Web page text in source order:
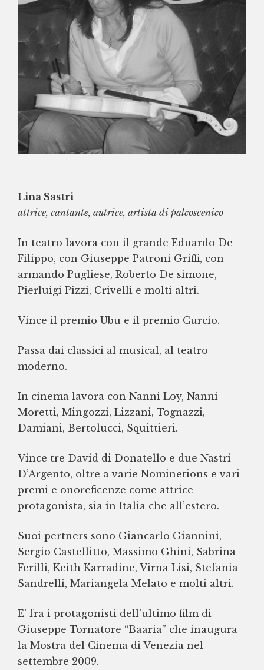
Lina Sastri
attrice, cantante, autrice, artista di palcoscenico
In teatro lavora con il grande Eduardo De
Filippo, con Giuseppe Patroni Griffi, con
armando Pugliese, Roberto De simone,
Pierluigi Pizzi, Crivelli e molti altri.
Vince il premio Ubu e il premio Curcio.
Passa dai classici al musical, al teatro
moderno.
In cinema lavora con Nanni Loy, Nanni
Moretti, Mingozzi, Lizzani, Tognazzi,
Damiani, Bertolucci, Squittieri.
Vince tre David di Donatello e due Nastri
D’Argento, oltre a varie Nominetions e vari
premi e onoreficenze come attrice
protagonista, sia in Italia che all’estero.
Suoi pertners sono Giancarlo Giannini,
Sergio Castellitto, Massimo Ghini, Sabrina
Ferilli, Keith Karradine, Virna Lisi, Stefania
Sandrelli, Mariangela Melato e molti altri.
E’ fra i protagonisti dell’ultimo film di
Giuseppe Tornatore “Baaria” che inaugura
la Mostra del Cinema di Venezia nel
settembre 2009.